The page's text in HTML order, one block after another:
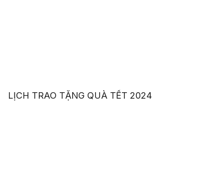
LỊCH TRAO TẶNG QUÀ TẾT 2024